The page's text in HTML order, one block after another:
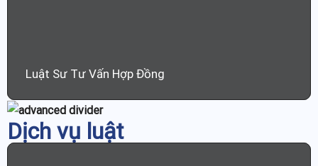
Luật Sư Tư Vấn Hợp Đồng
Dịch vụ luật